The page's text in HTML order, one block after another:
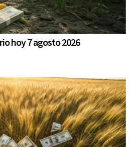
hoy 7 agosto 2026